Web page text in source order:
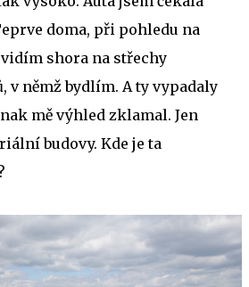
doma, při pohledu na
shora na střechy
v němž bydlím. A ty vypadaly
mě výhled zklamal. Jen
budovy. Kde je ta